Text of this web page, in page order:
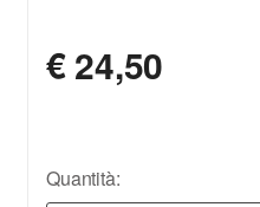
€24,50
Quantità: